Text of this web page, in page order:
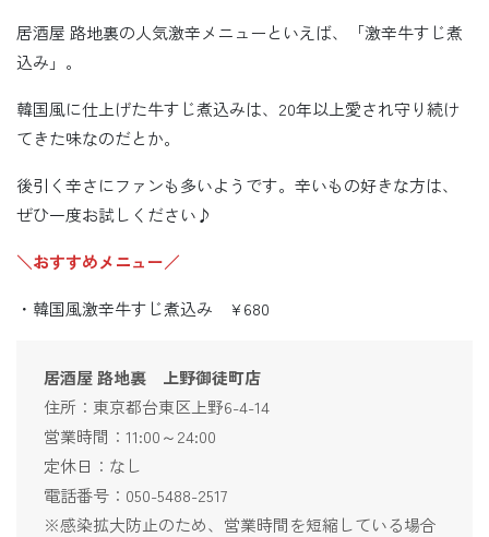
居酒屋 路地裏の人気激辛メニューといえば、「激辛牛すじ煮
込み」。
韓国風に仕上げた牛すじ煮込みは、20年以上愛され守り続け
てきた味なのだとか。
後引く辛さにファンも多いようです。辛いもの好きな方は、
ぜひ一度お試しください♪
＼おすすめメニュー／
・韓国風激辛牛すじ煮込み ¥680
居酒屋 路地裏 上野御徒町店
住所：東京都台東区上野6-4-14
営業時間：11:00～24:00
定休日：なし
電話番号：050-5488-2517
※感染拡大防止のため、営業時間を短縮している場合